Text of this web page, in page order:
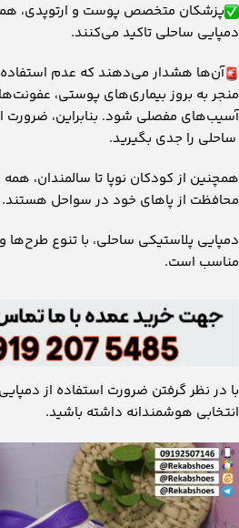
پزشکان متخصص پوست و ارتوپدی،
دمپایی ساحلی تاکید می‌کنند.
آن‌ها هشدار می‌دهند که عدم استفاده
منجر به بروز بیماری‌های پوستی،
آسیب‌های مفصلی شود. بنابراین، ضرورت
ساحلی را جدی بگیرید.
همچنین از کودکان نوپا تا سالمندان،
محافظت از پاهای خود در سواحل هستند.
دمپایی پلاستیکی ساحلی، با تنوع طرح‌ها
مناسب است.
با در نظر گرفتن ضرورت استفاده از
انتخابی هوشمندانه داشته باشید.